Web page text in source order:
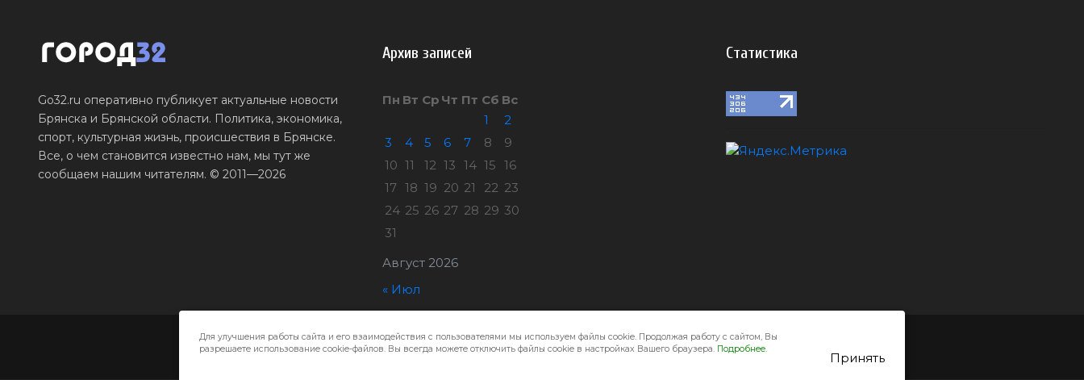
Go32.ru оперативно публикует актуальные новости
Брянска и Брянской области. Политика, экономика,
спорт, культурная жизнь, происшествия в Брянске.
Все, о чем становится известно нам, мы тут же
сообщаем нашим читателям. © 2011—2026
Архив записей
Август 2026
Пн Вт Ср Чт Пт Сб Вс
1
2
3
4 5 6 7 8
9
10 11 12 13 14 15 16
17 18 19 20 21 22 23
24 25 26 27 28 29 30
31
« Июл
Статистика
Город32 © 2026
Для улучшения работы сайта и его взаимодействия с пользователями мы используем файлы cookie. Продолжая работу с сайтом, Вы
разрешаете использование cookie-файлов. Вы всегда можете отключить файлы cookie в настройках Вашего браузера. Подробнее.
Принять